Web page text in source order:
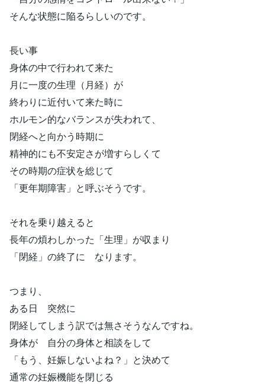
そんな状態に陥るらしいのです。
長い事
身体の中で行われて来た
月に一度の生理（月経）が
終わりに近付いて来た時に
ホルモン的なバランスが失われて、
閉経へと向かう時期に
精神的にも不安定さが増すらしくて
その時期の症状を総じて
「更年期障害」と呼ぶそうです。
それを乗り越えると
長年の煩わしかった「生理」が収まり
「閉経」の終了に なります。
つまり、
ある日 突然に
閉経してしまう訳では無さそうなんですね。
身体が 自分の身体と相談をして
「もう、妊娠しないよね？」と決めて
通常の妊娠機能を閉じる